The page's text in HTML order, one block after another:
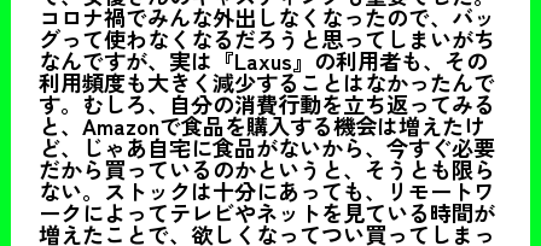
コロナ禍でみんな外出しなくなったので、バッ
グって使わなくなるだろうと思ってしまいがち
なんですが、実は『Laxus』の利用者も、その
利用頻度も大きく減少することはなかったんで
す。むしろ、自分の消費行動を立ち返ってみる
と、Amazonで食品を購入する機会は増えたけ
ど、じゃあ自宅に食品がないから、今すぐ必要
だから買っているのかというと、そうとも限ら
ない。ストックは十分にあっても、リモートワ
ークによってテレビやネットを見ている時間が
増えたことで、欲しくなってつい買ってしまっ